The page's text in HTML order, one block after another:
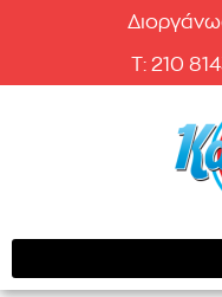
T: 210